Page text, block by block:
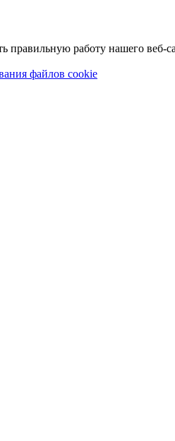
работу нашего веб-
файлов cookie